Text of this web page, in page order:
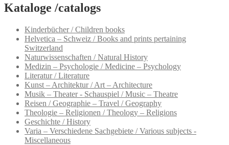
Kataloge /catalogs
Kinderbücher / Children books
Helvetica – Schweiz / Books and prints pertaining
Switzerland
Naturwissenschaften / Natural History
Medizin – Psychologie / Medicine – Psychology
Literatur / Literature
Kunst – Architektur / Art – Architecture
Musik – Theater - Schauspiel / Music – Theatre
Reisen / Geographie – Travel / Geography
Theologie – Religionen / Theology – Religions
Geschichte / History
Varia – Verschiedene Sachgebiete / Various subjects -
Miscellaneous